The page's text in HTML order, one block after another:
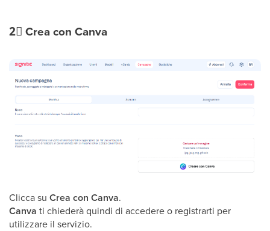
2⃣ Crea con Canva
Clicca su Crea con Canva.
Canva ti chiederà quindi di accedere o registrarti per
utilizzare il servizio.